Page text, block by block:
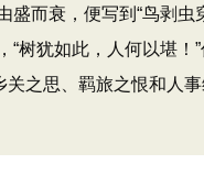
盛而衰，便写到“鸟剥虫
“树犹如此，人何以堪
关之思、羁旅之恨和人